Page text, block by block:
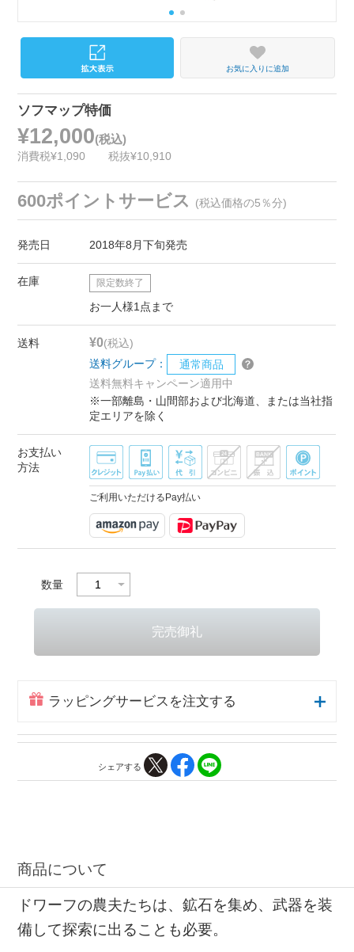
お気に入りに追加
ソフマップ特価
¥12,000(税込)
消費税¥1,090 税抜¥10,910
600ポイントサービス (税込価格の5％分)
発売日 2018年8月下旬発売
在庫 限定数終了
お一人様1点まで
送料 ¥0(税込)
送料グループ：
通常商品
送料無料キャンペーン適用中
※一部離島・山間部および北海道、または当社指
定エリアを除く
お支払い
方法
ご利用いただけるPay払い
数量
ラッピングサービスを注文する
シェアする
商品について
ドワーフの農夫たちは、鉱石を集め、武器を装
備して探索に出ることも必要。